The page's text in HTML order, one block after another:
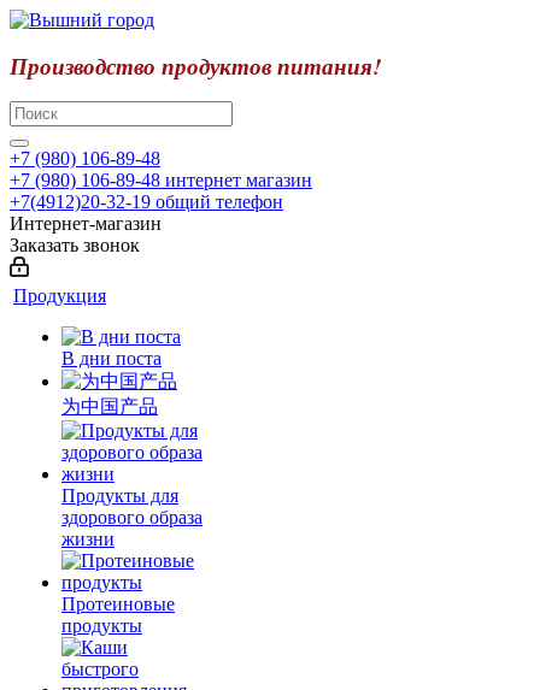
Производство продуктов питания!
+7 (980) 106-89-48
+7 (980) 106-89-48 интернет магазин
+7(4912)20-32-19 общий телефон
Интернет-магазин
Заказать звонок
Продукция
В дни поста
为中国产品
Продукты для
здорового образа
жизни
Протеиновые
продукты